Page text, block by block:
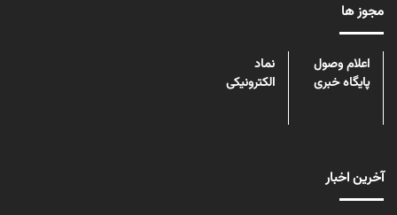
مجوز ها
اعلام وصول
پایگاه خبری
نماد
الکترونیکی
آخرین اخبار